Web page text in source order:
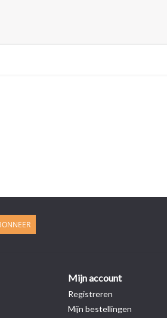
Mijn account
Registreren
Mijn bestellingen